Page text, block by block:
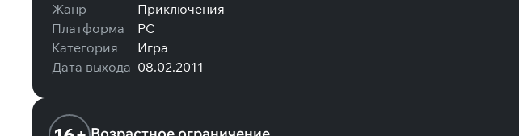
Жанр
Приключения
Платформа
PC
Категория
Игра
Дата выхода 08.02.2011